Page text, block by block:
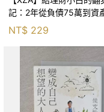
記：2年從負債75萬到資
萬，ETF讓我走在財務自
鐵蛋
NT$ 229